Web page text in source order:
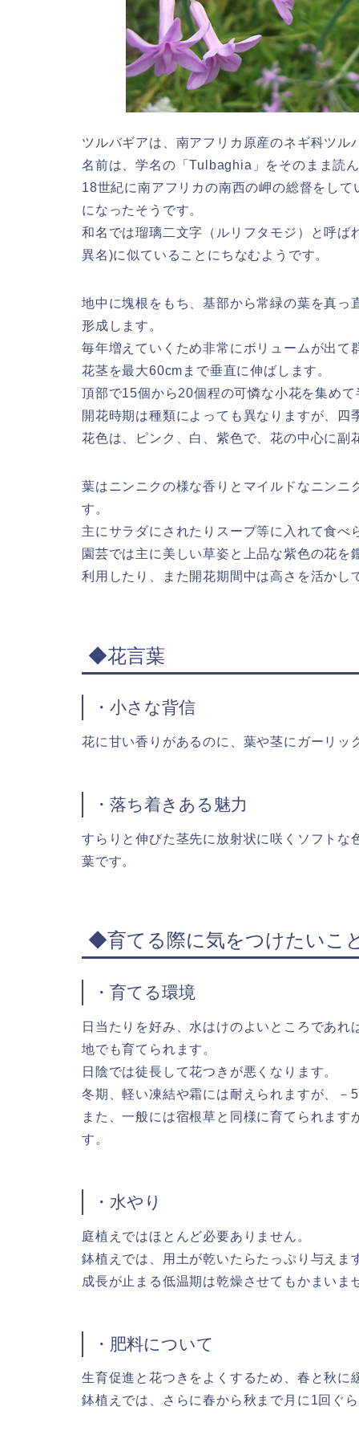
ツルバギアは、南アフリカ原産のネギ科ツル
名前は、学名の「Tulbaghia」をそのまま読
18世紀に南アフリカの南西の岬の総督をし
になったそうです。
和名では瑠璃二文字（ルリフタモジ）と呼
異名)に似ていることにちなむようです。
地中に塊根をもち、基部から常緑の葉を真
形成します。
毎年増えていくため非常にボリュームが出て
花茎を最大60cmまで垂直に伸ばします。
頂部で15個から20個程の可憐な小花を集め
開花時期は種類によっても異なりますが、
花色は、ピンク、白、紫色で、花の中心に副
葉はニンニクの様な香りとマイルドなニン
す。
主にサラダにされたりスープ等に入れて食べ
園芸では主に美しい草姿と上品な紫色の花
利用したり、また開花期間中は高さを活かし
◆花言葉
・小さな背信
花に甘い香りがあるのに、葉や茎にガーリ
・落ち着きある魅力
すらりと伸びた茎先に放射状に咲くソフト
葉です。
◆育てる際に気をつけたいこ
・育てる環境
日当たりを好み、水はけのよいところであ
地でも育てられます。
日陰では徒長して花つきが悪くなります。
冬期、軽い凍結や霜には耐えられますが、
また、一般には宿根草と同様に育てられま
す。
・水やり
庭植えではほとんど必要ありません。
鉢植えでは、用土が乾いたらたっぷり与えま
成長が止まる低温期は乾燥させてもかまいま
・肥料について
生育促進と花つきをよくするため、春と秋に
鉢植えでは、さらに春から秋まで月に1回ぐ